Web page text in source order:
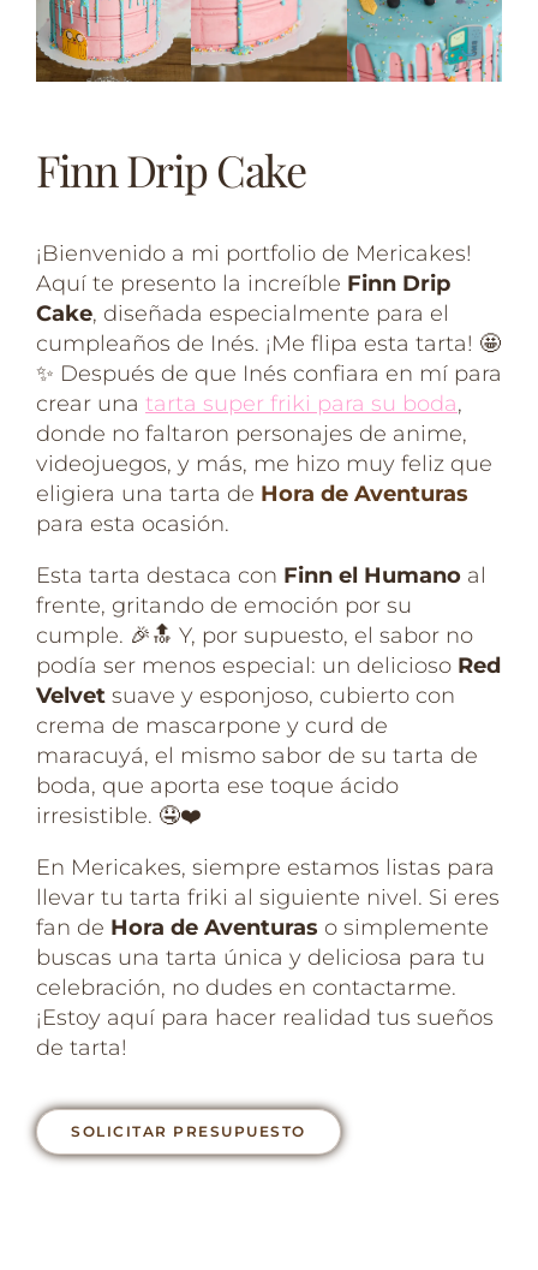
Finn Drip Cake
¡Bienvenido a mi portfolio de Mericakes!
Aquí te presento la increíble Finn Drip
Cake, diseñada especialmente para el
cumpleaños de Inés. ¡Me flipa esta tarta! 🤩
✨ Después de que Inés confiara en mí para
crear una tarta super friki para su boda,
donde no faltaron personajes de anime,
videojuegos, y más, me hizo muy feliz que
eligiera una tarta de Hora de Aventuras
para esta ocasión.
Esta tarta destaca con Finn el Humano al
frente, gritando de emoción por su
cumple. 🎉🔝 Y, por supuesto, el sabor no
podía ser menos especial: un delicioso Red
Velvet suave y esponjoso, cubierto con
crema de mascarpone y curd de
maracuyá, el mismo sabor de su tarta de
boda, que aporta ese toque ácido
irresistible. 🤤❤️
En Mericakes, siempre estamos listas para
llevar tu tarta friki al siguiente nivel. Si eres
fan de Hora de Aventuras o simplemente
buscas una tarta única y deliciosa para tu
celebración, no dudes en contactarme.
¡Estoy aquí para hacer realidad tus sueños
de tarta!
SOLICITAR PRESUPUESTO